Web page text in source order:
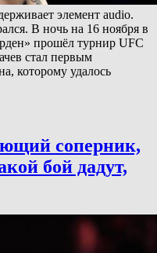
элемент audio.
В ночь на 16 ноября в
прошёл турнир UFC
стал первым
которому удалось
соперник,
бой дадут,